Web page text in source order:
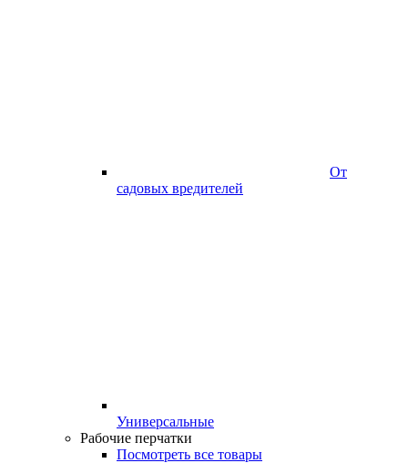
От
садовых вредителей
Универсальные
Рабочие перчатки
Посмотреть все товары